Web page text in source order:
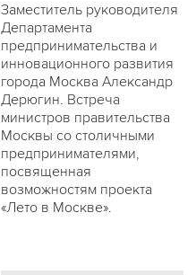
Заместитель руководителя
Департамента
предпринимательства и
инновационного развития
города Москва Александр
Дерюгин. Встреча
министров правительства
Москвы со столичными
предпринимателями,
посвященная
возможностям проекта
«Лето в Москве».